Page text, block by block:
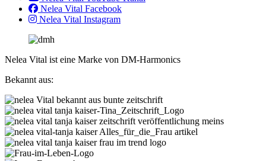
Nelea Vital Facebook
Nelea Vital Instagram
Nelea Vital ist eine Marke von DM-Harmonics
Bekannt aus: